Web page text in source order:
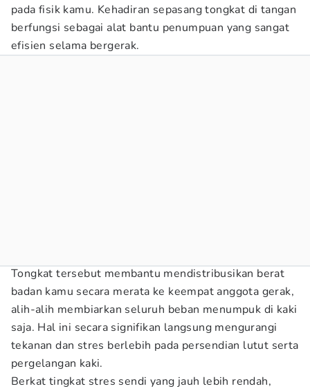
pada fisik kamu. Kehadiran sepasang tongkat di tangan
berfungsi sebagai alat bantu penumpuan yang sangat
efisien selama bergerak.
Tongkat tersebut membantu mendistribusikan berat
badan kamu secara merata ke keempat anggota gerak,
alih-alih membiarkan seluruh beban menumpuk di kaki
saja. Hal ini secara signifikan langsung mengurangi
tekanan dan stres berlebih pada persendian lutut serta
pergelangan kaki.
Berkat tingkat stres sendi yang jauh lebih rendah,